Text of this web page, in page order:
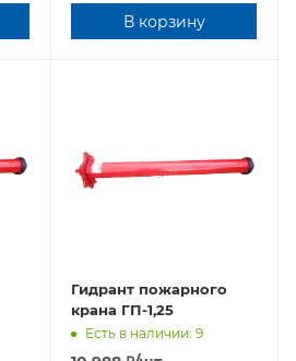
В корзину
Гидрант пожарного
крана ГП-1,25
Есть в наличии: 9